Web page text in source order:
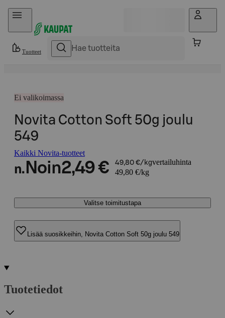
Hyppää sisältöön
Tuotteet
Ei valikoimassa
Novita Cotton Soft 50g joulu
549
Kaikki Novita-tuotteet
n. Noin2,49 € 49,80 €/kgvertailuhinta
49,80 €/kg
Valitse toimitustapa
Lisää suosikkeihin, Novita Cotton Soft 50g joulu 549
Tuotetiedot